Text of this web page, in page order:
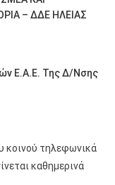
– ΔΔΕ ΗΛΕΙΑΣ
Ε.Α.Ε. Της Δ/νσης
κοινού τηλεφωνικά
καθημερινά